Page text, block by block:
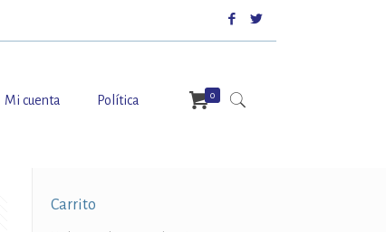
Mi cuenta Política 0
Carrito